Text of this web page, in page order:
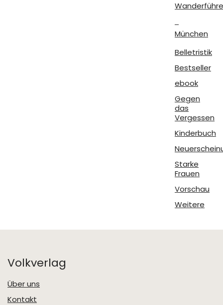
München
Belletristik
Bestseller
ebook
Gegen
das
Vergessen
Kinderbuch
Starke
Frauen
Vorschau
Weitere
Volkverlag
Über uns
Kontakt